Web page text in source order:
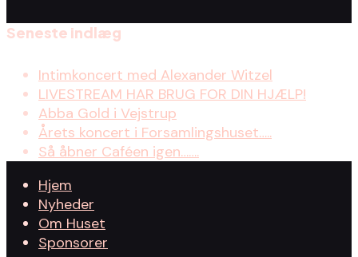
Seneste indlæg
Intimkoncert med Alexander Witzel
LIVESTREAM HAR BRUG FOR DIN HJÆLP!
Abba Gold i Vejstrup
Årets koncert i Forsamlingshuset…..
Så åbner Caféen igen…….
Hjem
Nyheder
Om Huset
Sponsorer